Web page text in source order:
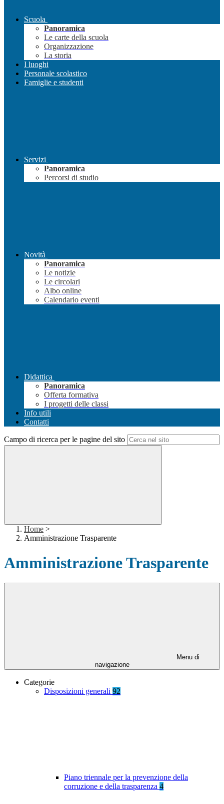
Scuola
Panoramica
Le carte della scuola
Organizzazione
La storia
I luoghi
Personale scolastico
Famiglie e studenti
Servizi
Panoramica
Percorsi di studio
Novità
Panoramica
Le notizie
Le circolari
Albo online
Calendario eventi
Didattica
Panoramica
Offerta formativa
I progetti delle classi
Info utili
Contatti
Campo di ricerca per le pagine del sito
Home >
Amministrazione Trasparente
Amministrazione Trasparente
Menu di
navigazione
Categorie
Disposizioni generali 92
Piano triennale per la prevenzione della
corruzione e della trasparenza 4